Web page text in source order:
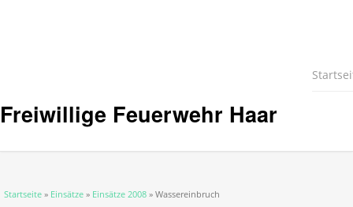
Freiwillige Feuerwehr Haar
Sie sind hier
Startseite » Einsätze » Einsätze 2008 » Wassereinbruch